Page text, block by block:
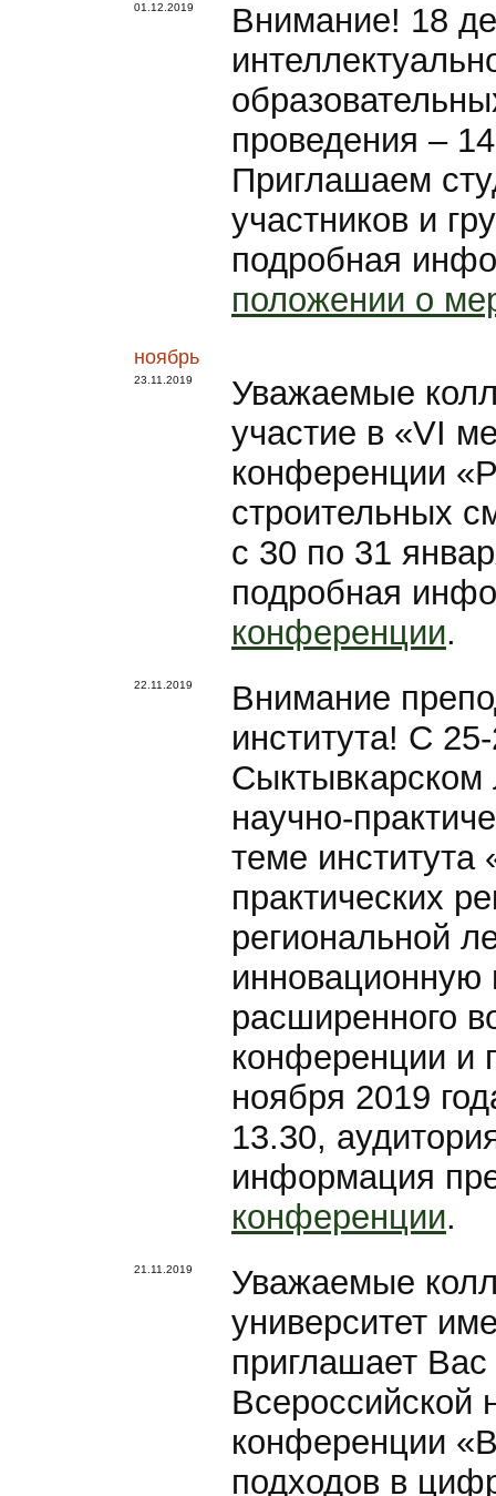
01.12.2019
Внимание! 18
проведения –
Приглашаем
участников и
подробная
положении о
ноябрь
23.11.2019
Уважаемые
участие в «VI
конференции
строительных
с 30 по 31
подробная
конференции.
22.11.2019
Внимание
института! С
Сыктывкарском
научно-
теме института
практических
региональной
инновационную
расширенного
конференции и
ноября 2019
13.30,
информация
конференции.
21.11.2019
Уважаемые
университет
приглашает
Всероссийской
конференции
подходов в